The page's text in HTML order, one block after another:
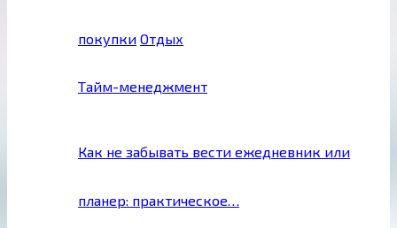
покупки Отдых
Тайм-менеджмент
Как не забывать вести ежедневник или
планер: практическое…